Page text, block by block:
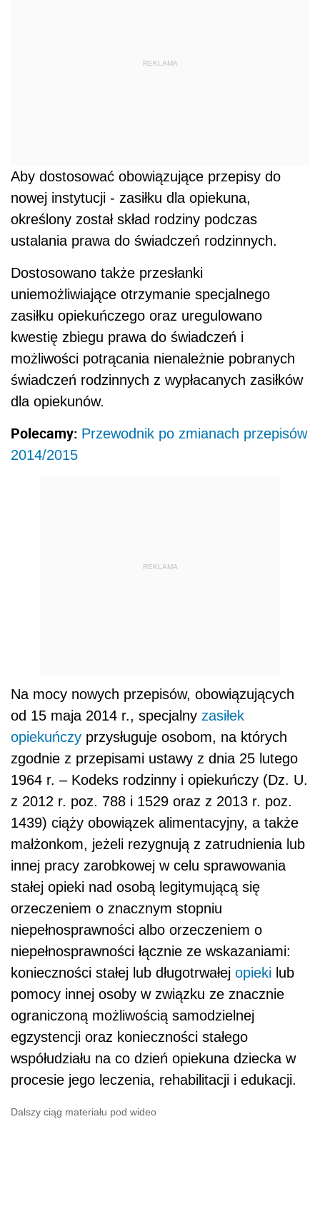
REKLAMA
Aby dostosować obowiązujące przepisy do
nowej instytucji - zasiłku dla opiekuna,
określony został skład rodziny podczas
ustalania prawa do świadczeń rodzinnych.
Dostosowano także przesłanki
uniemożliwiające otrzymanie specjalnego
zasiłku opiekuńczego oraz uregulowano
kwestię zbiegu prawa do świadczeń i
możliwości potrącania nienależnie pobranych
świadczeń rodzinnych z wypłacanych zasiłków
dla opiekunów.
Polecamy: Przewodnik po zmianach przepisów
2014/2015
REKLAMA
Na mocy nowych przepisów, obowiązujących
od 15 maja 2014 r., specjalny zasiłek
opiekuńczy przysługuje osobom, na których
zgodnie z przepisami ustawy z dnia 25 lutego
1964 r. – Kodeks rodzinny i opiekuńczy (Dz. U.
z 2012 r. poz. 788 i 1529 oraz z 2013 r. poz.
1439) ciąży obowiązek alimentacyjny, a także
małżonkom, jeżeli rezygnują z zatrudnienia lub
innej pracy zarobkowej w celu sprawowania
stałej opieki nad osobą legitymującą się
orzeczeniem o znacznym stopniu
niepełnosprawności albo orzeczeniem o
niepełnosprawności łącznie ze wskazaniami:
konieczności stałej lub długotrwałej opieki lub
pomocy innej osoby w związku ze znacznie
ograniczoną możliwością samodzielnej
egzystencji oraz konieczności stałego
współudziału na co dzień opiekuna dziecka w
procesie jego leczenia, rehabilitacji i edukacji.
Dalszy ciąg materiału pod wideo